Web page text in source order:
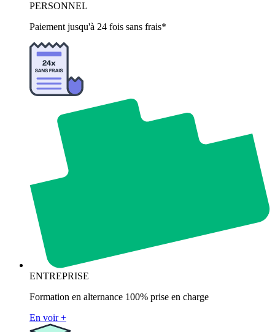
PERSONNEL
Paiement jusqu'à 24 fois sans frais*
ENTREPRISE
Formation en alternance 100% prise en charge
En voir +